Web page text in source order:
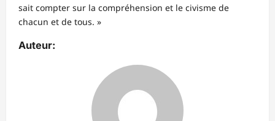
sait compter sur la compréhension et le civisme de
chacun et de tous. »
Auteur: